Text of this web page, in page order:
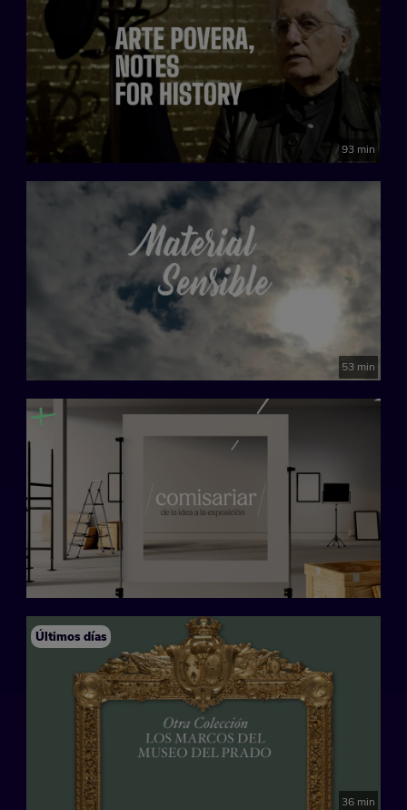
93 min
53 min
Últimos días
36 min